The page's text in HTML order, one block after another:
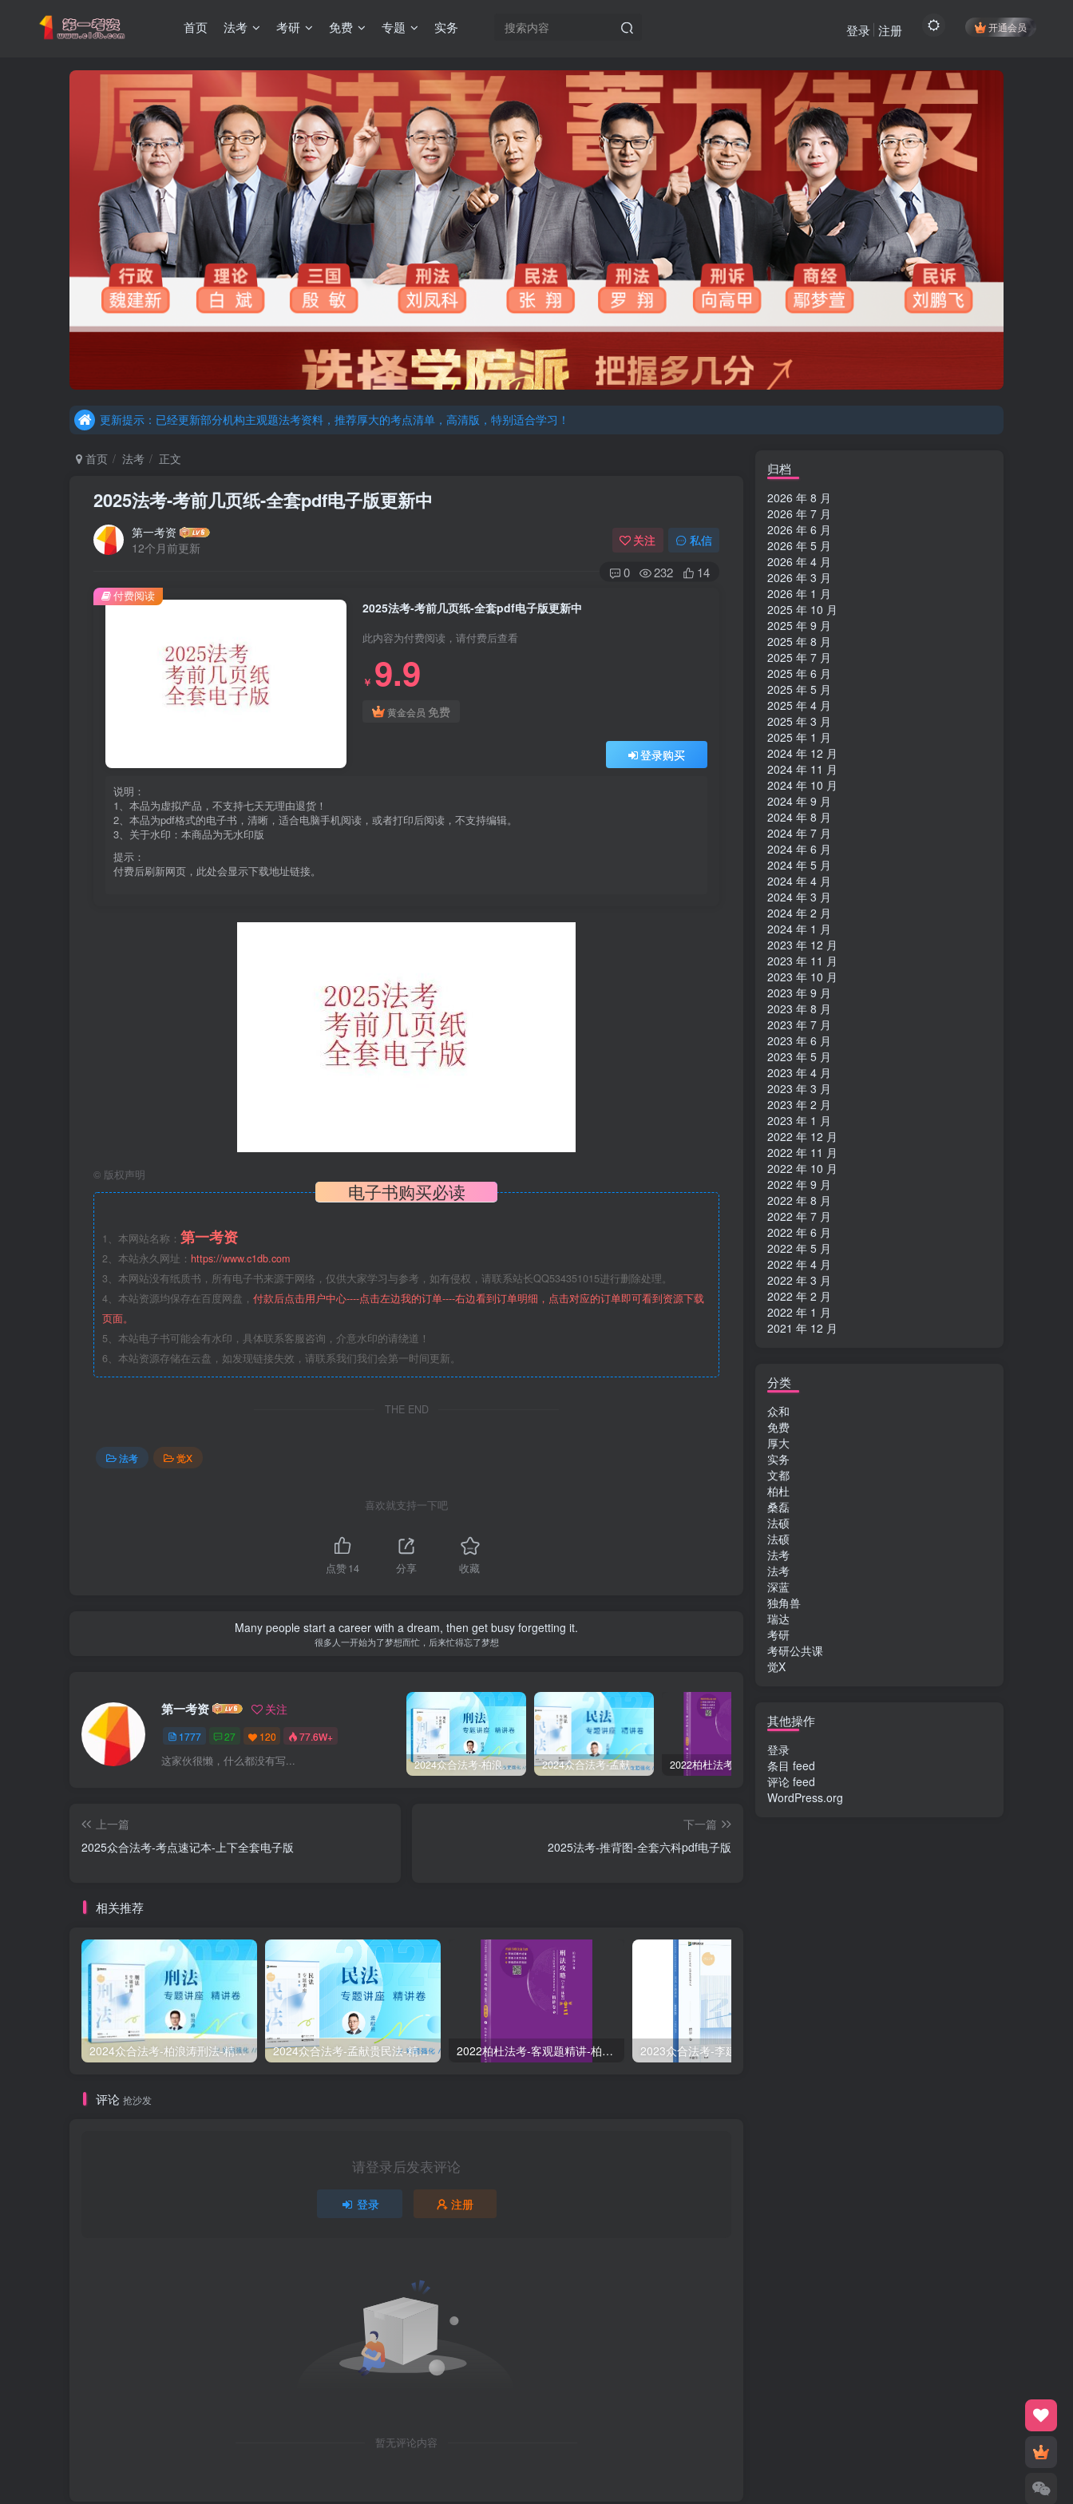
首页 法考 考研 免费 专题 实务 开通会员
登录 注册
更新提示：已经更新部分机构主观题法考资料，推荐厚大的考点清单，高清版，特别适合学习！
重要通知：因网站调整，现已经关闭手机号登录，请手机注册用户及时添加客服微信（微信号：dykz180），客服会协助将登陆方式更改为邮箱登录！
更新提示：已经更新部分机构主观题法考资料，推荐厚大的考点清单，高清版，特别适合学习！
首页 法考 正文
2025法考-考前几页纸-全套pdf电子版更新中
第一考资
12个月前更新
关注 私信
0 232 14
2025法考-考前几页纸-全套pdf电子版更新中
此内容为付费阅读，请付费后查看
￥ 9.9
黄金会员 免费
登录购买
说明：
1、本品为虚拟产品，不支持七天无理由退货！
2、本品为pdf格式的电子书，清晰，适合电脑手机阅读，或者打印后阅读，不支持编辑。
3、关于水印：本商品为无水印版
提示：
付费后刷新网页，此处会显示下载地址链接。
付费阅读
© 版权声明
电子书购买必读
1、本网站名称： 第一考资
2、本站永久网址： https://www.c1db.com
3、本网站没有纸质书，所有电子书来源于网络，仅供大家学习与参考，如有侵权，请联系站长QQ534351015进行删除处理。
4、本站资源均保存在百度网盘， 付款后点击用户中心----点击左边我的订单----右边看到订单明细，点击对应的订单即可看到资源下载
页面。
5、本站电子书可能会有水印，具体联系客服咨询，介意水印的请绕道！
6、本站资源存储在云盘，如发现链接失效，请联系我们我们会第一时间更新。
THE END
法考 觉X
喜欢就支持一下吧
点赞14 分享 收藏
Many people start a career with a dream, then get busy forgetting it.
很多人一开始为了梦想而忙，后来忙得忘了梦想
第一考资 关注
1777 27 120 77.6W+
这家伙很懒，什么都没有写... 2024众合法考-柏浪涛刑法-精讲卷pdf电子版（附视频1-76全） 2024众合法考-孟献贵民法-精讲卷.pdf 2022柏杜法考-客观题精讲-柏浪涛刑法攻略.pdf
上一篇
2025众合法考-考点速记本-上下全套电子版
下一篇
2025法考-推背图-全套六科pdf电子版
相关推荐
2024众合法考-柏浪涛刑法-精讲卷pdf电子版（附视频1-76全） 2024众合法考-孟献贵民法-精讲卷.pdf 2022柏杜法考-客观题精讲-柏浪涛刑法攻略.pdf
评论 抢沙发
请登录后发表评论
登录 注册
暂无评论内容
归档
2026 年 8 月
2026 年 7 月
2026 年 6 月
2026 年 5 月
2026 年 4 月
2026 年 3 月
2026 年 1 月
2025 年 10 月
2025 年 9 月
2025 年 8 月
2025 年 7 月
2025 年 6 月
2025 年 5 月
2025 年 4 月
2025 年 3 月
2025 年 1 月
2024 年 12 月
2024 年 11 月
2024 年 10 月
2024 年 9 月
2024 年 8 月
2024 年 7 月
2024 年 6 月
2024 年 5 月
2024 年 4 月
2024 年 3 月
2024 年 2 月
2024 年 1 月
2023 年 12 月
2023 年 11 月
2023 年 10 月
2023 年 9 月
2023 年 8 月
2023 年 7 月
2023 年 6 月
2023 年 5 月
2023 年 4 月
2023 年 3 月
2023 年 2 月
2023 年 1 月
2022 年 12 月
2022 年 11 月
2022 年 10 月
2022 年 9 月
2022 年 8 月
2022 年 7 月
2022 年 6 月
2022 年 5 月
2022 年 4 月
2022 年 3 月
2022 年 2 月
2022 年 1 月
2021 年 12 月
分类
众和
免费
厚大
实务
文都
柏杜
桑磊
法硕
法硕
法考
法考
深蓝
独角兽
瑞达
考研
考研公共课
觉X
其他操作
登录
条目 feed
评论 feed
WordPress.org